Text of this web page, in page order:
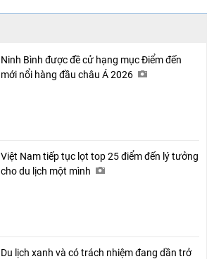
Ninh Bình được đề cử hạng mục Điểm đến
mới nổi hàng đầu châu Á 2026
Việt Nam tiếp tục lọt top 25 điểm đến lý tưởng
cho du lịch một mình
Du lịch xanh và có trách nhiệm đang dần trở